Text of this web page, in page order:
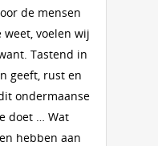
de mensen
voelen wij
Tastend in
geeft, rust en
ondermaanse
doet … Wat
hebben aan